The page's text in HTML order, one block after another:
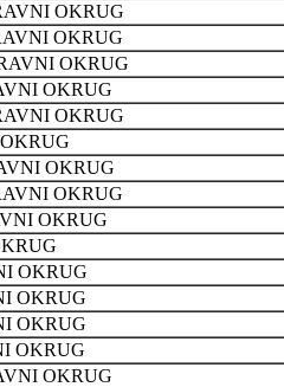
OKRUG
OKRUG
OKRUG
OKRUG
OKRUG
OKRUG
OKRUG
OKRUG
OKRUG
OKRUG
OKRUG
OKRUG
OKRUG